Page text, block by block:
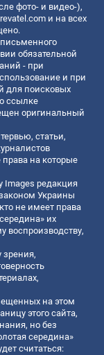
фото- и видео-),
и на всех
обязательной
- при
и при
для поисковых
ссылке
оригинальный
статьи,
на которые
Images редакция
Украины
не имеет права
их
воспроизводству,
зрения,
на этом
этого сайта,
но без
середина»
считаться: